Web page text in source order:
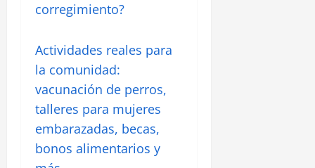
corregimiento?
Actividades reales para
la comunidad:
vacunación de perros,
talleres para mujeres
embarazadas, becas,
bonos alimentarios y